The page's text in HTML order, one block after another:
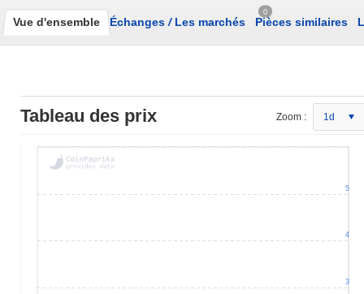
Vue d'ensemble Échanges /Les marchés
0
Pièces similaires
Tableau des prix Zoom : 1d
3
4
5